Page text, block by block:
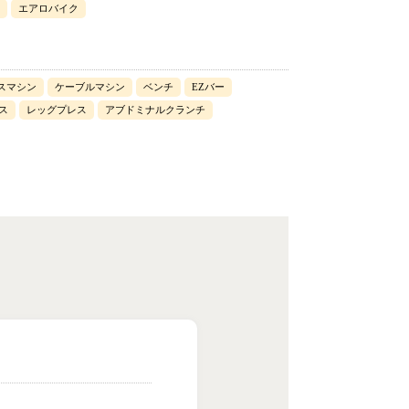
エアロバイク
マシン ケーブルマシン ベンチ EZバー
レッグプレス アブドミナルクランチ